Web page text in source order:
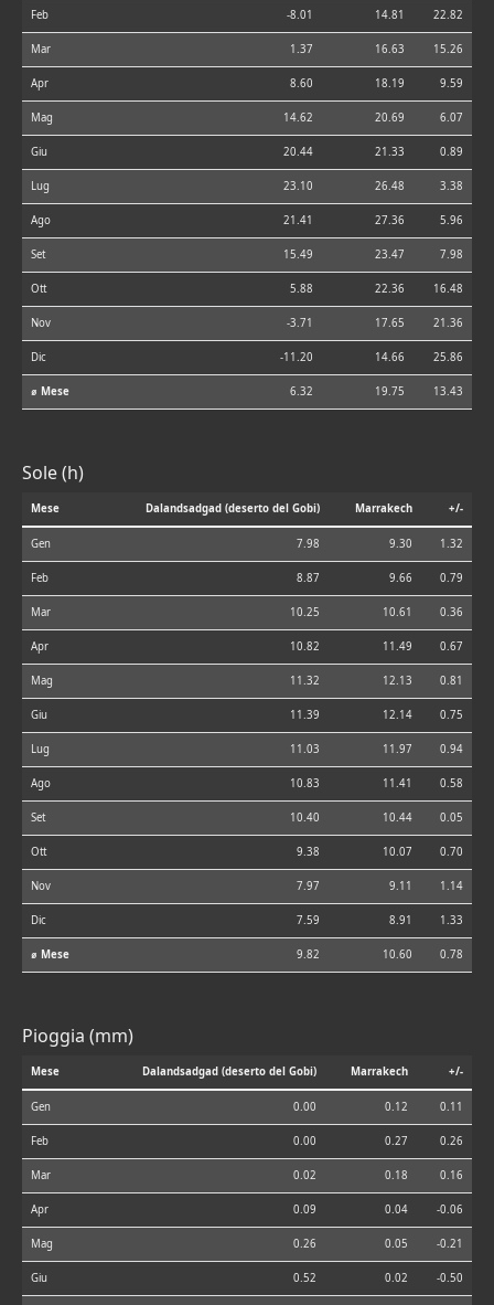
Feb -8.01 14.81 22.82
Mar 1.37 16.63 15.26
Apr 8.60 18.19 9.59
Mag 14.62 20.69 6.07
Giu 20.44 21.33 0.89
Lug 23.10 26.48 3.38
Ago 21.41 27.36 5.96
Set 15.49 23.47 7.98
Ott 5.88 22.36 16.48
Nov -3.71 17.65 21.36
Dic -11.20 14.66 25.86
⌀ Mese 6.32 19.75 13.43
Sole (h)
Mese Dalandsadgad (deserto del Gobi) Marrakech +/-
Gen 7.98 9.30 1.32
Feb 8.87 9.66 0.79
Mar 10.25 10.61 0.36
Apr 10.82 11.49 0.67
Mag 11.32 12.13 0.81
Giu 11.39 12.14 0.75
Lug 11.03 11.97 0.94
Ago 10.83 11.41 0.58
Set 10.40 10.44 0.05
Ott 9.38 10.07 0.70
Nov 7.97 9.11 1.14
Dic 7.59 8.91 1.33
⌀ Mese 9.82 10.60 0.78
Pioggia (mm)
Mese Dalandsadgad (deserto del Gobi) Marrakech +/-
Gen 0.00 0.12 0.11
Feb 0.00 0.27 0.26
Mar 0.02 0.18 0.16
Apr 0.09 0.04 -0.06
Mag 0.26 0.05 -0.21
Giu 0.52 0.02 -0.50